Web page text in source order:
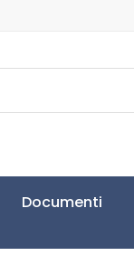
Documenti